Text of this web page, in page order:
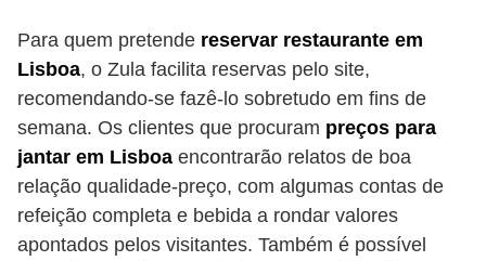
Para quem pretende reservar restaurante em
Lisboa, o Zula facilita reservas pelo site,
recomendando-se fazê-lo sobretudo em fins de
semana. Os clientes que procuram preços para
jantar em Lisboa encontrarão relatos de boa
relação qualidade-preço, com algumas contas de
refeição completa e bebida a rondar valores
apontados pelos visitantes. Também é possível